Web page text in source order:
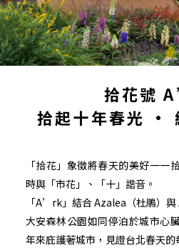
拾花號
拾起十年春光 •
「拾花」象徵將春天的美好一一
時與「市花」、「十」諧音。
「A’rk」結合 Azalea（杜鵑）與
大安森林公園如同停泊於城市心
年來庇護著城市，見證台北春天的